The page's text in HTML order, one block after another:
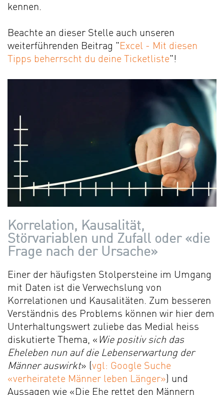
kennen.
Beachte an dieser Stelle auch unseren
weiterführenden Beitrag " Excel - Mit diesen
Tipps beherrscht du deine Ticketliste"!
Korrelation, Kausalität,
Störvariablen und Zufall oder «die
Frage nach der Ursache»
Einer der häufigsten Stolpersteine im Umgang
mit Daten ist die Verwechslung von
Korrelationen und Kausalitäten. Zum besseren
Verständnis des Problems können wir hier dem
Unterhaltungswert zuliebe das Medial heiss
diskutierte Thema, « Wie positiv sich das
Eheleben nun auf die Lebenserwartung der
Männer auswirkt» (vgl: Google Suche
«verheiratete Männer leben Länger») und
Aussagen wie «Die Ehe rettet den Männern